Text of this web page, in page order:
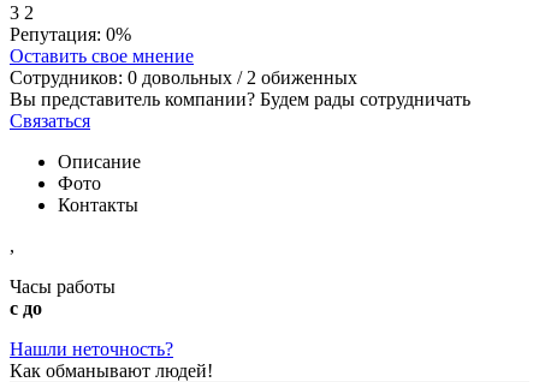
3 2
Репутация: 0%
Оставить свое мнение
Сотрудников: 0 довольных / 2 обиженных
Вы представитель компании? Будем рады сотрудничать
Связаться
Описание
Фото
Контакты
,
Часы работы
с до
Нашли неточность?
Как обманывают людей!